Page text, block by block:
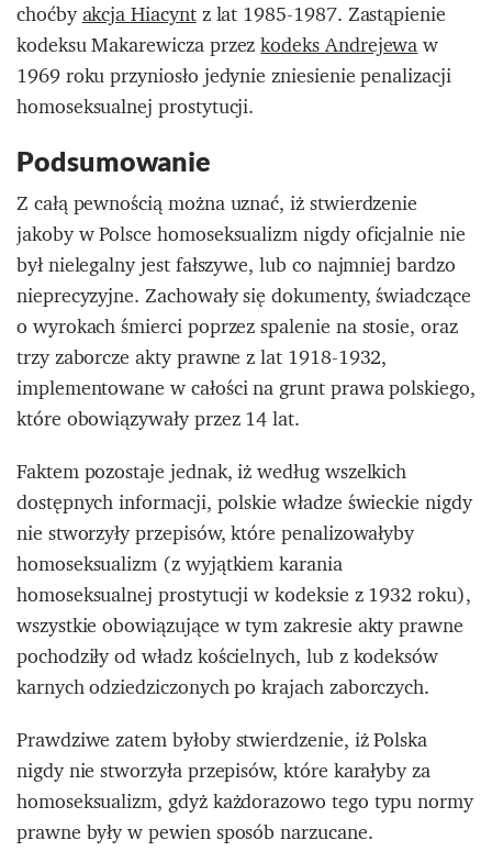
choćbyakcja Hiacyntz lat 1985-1987. Zastąpienie
kodeksu Makarewicza przezkodeks Andrejewaw
1969 roku przyniosło jedynie zniesienie penalizacji
homoseksualnej prostytucji.
Podsumowanie
Z całą pewnością można uznać, iż stwierdzenie
jakoby w Polsce homoseksualizm nigdy oficjalnie nie
był nielegalny jest fałszywe, lub co najmniej bardzo
nieprecyzyjne. Zachowały się dokumenty, świadczące
o wyrokach śmierci poprzez spalenie na stosie, oraz
trzy zaborcze akty prawne z lat 1918-1932,
implementowane w całości na grunt prawa polskiego,
które obowiązywały przez 14 lat.
Faktem pozostaje jednak, iż według wszelkich
dostępnych informacji, polskie władze świeckie nigdy
nie stworzyły przepisów, które penalizowałyby
homoseksualizm (z wyjątkiem karania
homoseksualnej prostytucji w kodeksie z 1932 roku),
wszystkie obowiązujące w tym zakresie akty prawne
pochodziły od władz kościelnych, lub z kodeksów
karnych odziedziczonych po krajach zaborczych.
Prawdziwe zatem byłoby stwierdzenie, iż Polska
nigdy nie stworzyła przepisów, które karałyby za
homoseksualizm, gdyż każdorazowo tego typu normy
prawne były w pewien sposób narzucane.